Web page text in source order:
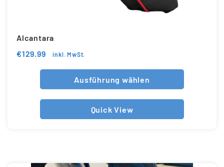
Alcantara
€129.99 inkl. MwSt.
Ausführung wählen
Quick View